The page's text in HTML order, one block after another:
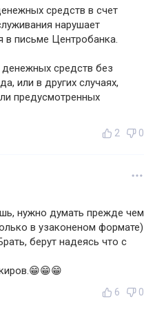
средств в счет
нарушает
в письме Центробанка.
денежных средств без
или в других случаях,
предусмотренных
2 0
нужно думать прежде чем
в узаконеном формате)
берут надеясь что с
6 0